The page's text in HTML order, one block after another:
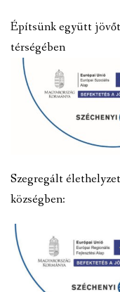
Építsünk együtt
térségében
Szegregált
községben: